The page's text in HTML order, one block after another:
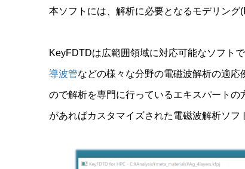
本ソフトには、解析に必要となるモデリン
KeyFDTDは広範囲領域に対応可能なソフトで
導波管などの様々な分野の電磁波解析の適
ので解析を専門に行っているエキスパート
があればカスタマイズされた電磁波解析ソフ